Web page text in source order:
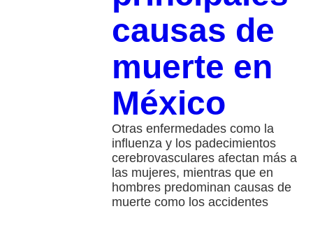
causas de
muerte en
México
Otras enfermedades como la
influenza y los padecimientos
cerebrovasculares afectan más a
las mujeres, mientras que en
hombres predominan causas de
muerte como los accidentes